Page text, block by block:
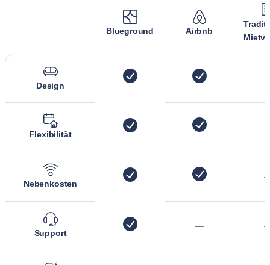
Blueground Airbnb
Design
Flexibilität
Nebenkosten
Support
—